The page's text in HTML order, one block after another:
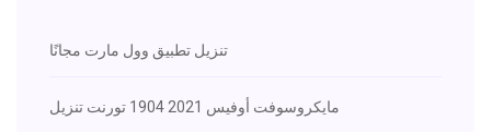
تنزيل تطبيق وول مارت مجانًا
مايكروسوفت أوفيس 2021 1904 تورنت تنزيل